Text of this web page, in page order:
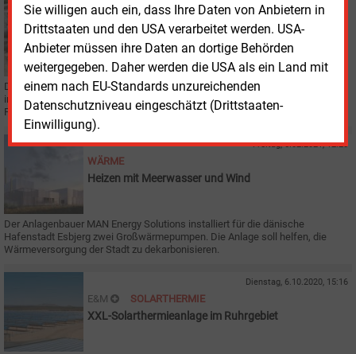
Sie willigen auch ein, dass Ihre Daten von Anbietern in
Drittstaaten und den USA verarbeitet werden. USA-
Anbieter müssen ihre Daten an dortige Behörden
weitergegeben. Daher werden die USA als ein Land mit
einem nach EU-Standards unzureichenden
Datenschutzniveau eingeschätzt (Drittstaaten-
Einwilligung).
Donnerstag, 11.03.2021, 15:15
WÄRMENETZ
Grüne Wärme für Münster
Die Stadtwerke Münster nehmen die Dekarbonisierung der Wärmeerzeugung
in Angriff. Zusammen mit Fraunhofer-Forschern wollen sie das Geothermie-
Potenzial von Münster erkunden.
Freitag, 5.02.2021, 12:20
WÄRME
Heizen mit Meerwasser und Wind
Der Anlagenbauer MAN Energy Solutions installiert für die dänische
Hafenstadt Esbjerg zwei Großwärmepumpen. Die Anlage soll helfen, die
Wärmeversorgung der Stadt zu dekarbonisieren.
Dienstag, 6.10.2020, 15:16
E&M SOLARTHERMIE
XXL-Solarthermieanlage im Ruhrgebiet